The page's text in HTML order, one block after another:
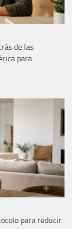
de las
para
para reducir